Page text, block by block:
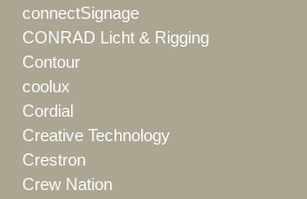
connectSignage
CONRAD Licht & Rigging
Contour
coolux
Cordial
Creative Technology
Crestron
Crew Nation